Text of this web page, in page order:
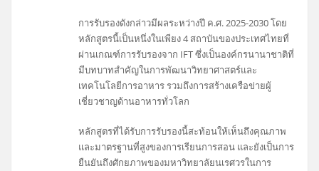
การรับรองดังกล่าวมีผลระหว่างปี ค.ศ. 2025-2030 โดย
หลักสูตรนี้เป็นหนึ่งในเพียง 4 สถาบันของประเทศไทยที่
ผ่านเกณฑ์การรับรองจาก IFT ซึ่งเป็นองค์กรนานาชาติที่
มีบทบาทสำคัญในการพัฒนาวิทยาศาสตร์และ
เทคโนโลยีการอาหาร รวมถึงการสร้างเครือข่ายผู้
เชี่ยวชาญด้านอาหารทั่วโลก
หลักสูตรที่ได้รับการรับรองนี้สะท้อนให้เห็นถึงคุณภาพ
และมาตรฐานที่สูงของการเรียนการสอน และยังเป็นการ
ยืนยันถึงศักยภาพของมหาวิทยาลัยนเรศวรในการ